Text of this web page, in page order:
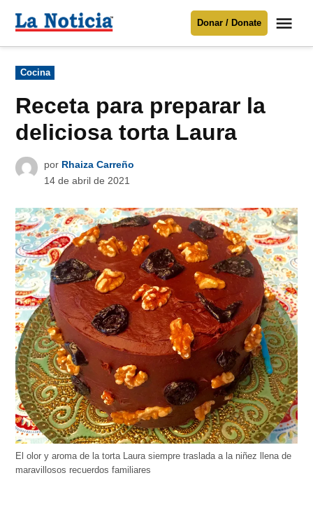
Para mantenerte informado necesitamos
Donar
contenido
Noticia
Donar / Donate
Publicado
en
Cocina
Receta para preparar la
deliciosa torta Laura
por Rhaiza Carreño
14 de abril de 2021
El olor y aroma de la torta Laura siempre traslada a la niñez llena de
maravillosos recuerdos familiares